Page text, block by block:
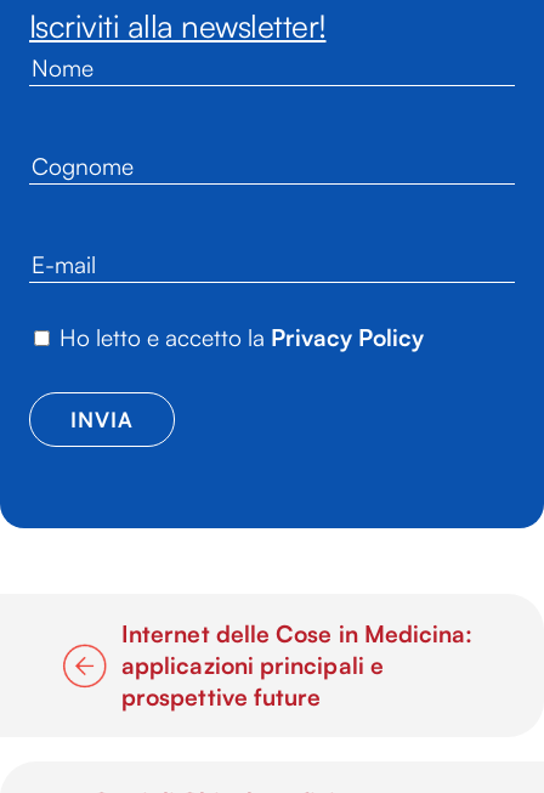
Iscriviti alla newsletter!
Ho letto e accetto la Privacy Policy
Internet delle Cose in Medicina:
applicazioni principali e
prospettive future